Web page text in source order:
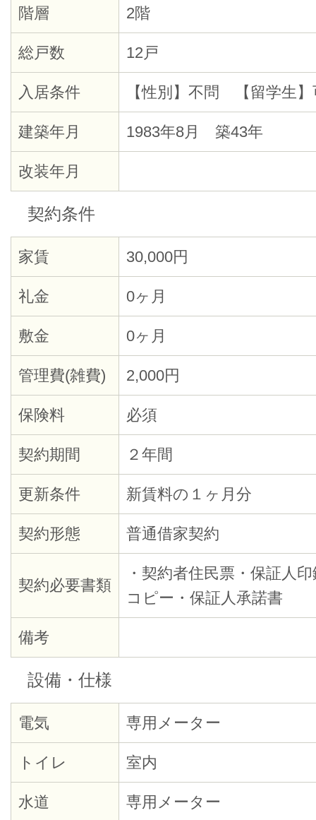
階層 2階
総戸数 12戸
入居条件 【性別】不問 【留学生】
建築年月 1983年8月 築43年
改装年月
契約条件
家賃 30,000円
礼金 0ヶ月
敷金 0ヶ月
管理費(雑費) 2,000円
保険料 必須
契約期間 ２年間
更新条件 新賃料の１ヶ月分
契約形態 普通借家契約
契約必要書類
・契約者住民票・保証人
コピー・保証人承諾書
備考
設備・仕様
電気 専用メーター
トイレ 室内
水道 専用メーター